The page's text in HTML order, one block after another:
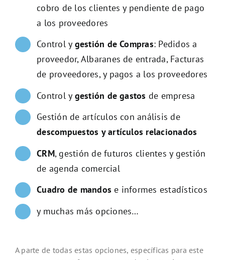
cobro de los clientes y pendiente de pago
a los proveedores
Control y gestión de Compras: Pedidos a
proveedor, Albaranes de entrada, Facturas
de proveedores, y pagos a los proveedores
Control y gestión de gastos de empresa
Gestión de artículos con análisis de
descompuestos y artículos relacionados
CRM, gestión de futuros clientes y gestión
de agenda comercial
Cuadro de mandos e informes estadísticos
y muchas más opciones…
A parte de todas estas opciones, específicas para este